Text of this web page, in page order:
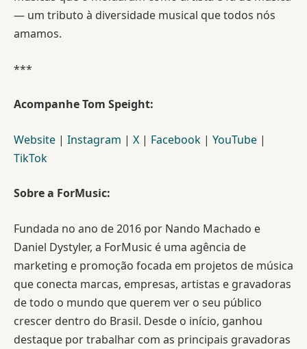
— um tributo à diversidade musical que todos nós
amamos.
***
Acompanhe Tom Speight:
Website | Instagram | X | Facebook | YouTube |
TikTok
Sobre a ForMusic:
Fundada no ano de 2016 por Nando Machado e
Daniel Dystyler, a ForMusic é uma agência de
marketing e promoção focada em projetos de música
que conecta marcas, empresas, artistas e gravadoras
de todo o mundo que querem ver o seu público
crescer dentro do Brasil. Desde o início, ganhou
destaque por trabalhar com as principais gravadoras